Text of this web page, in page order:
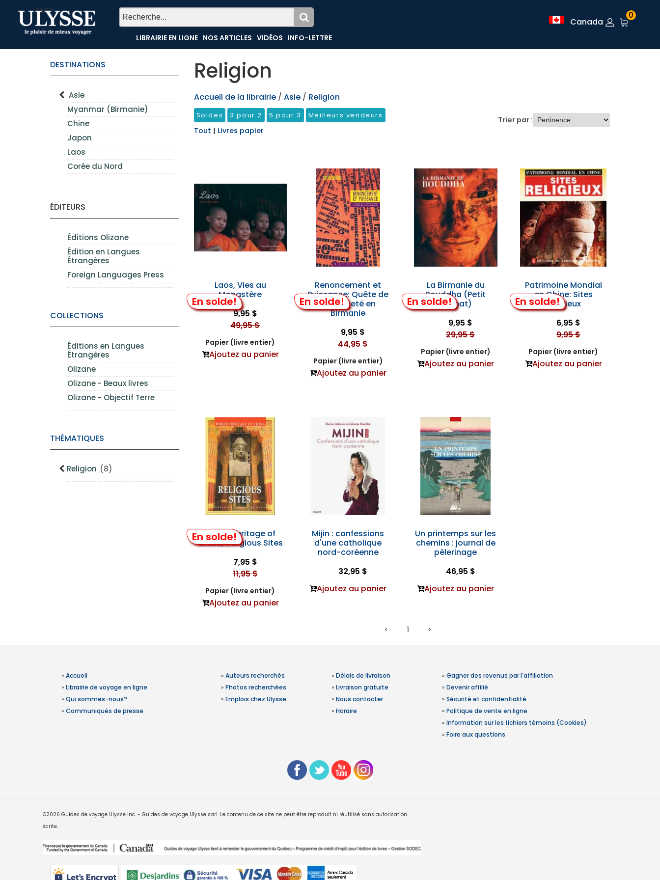
TEST
LIBRAIRIE EN LIGNE NOS ARTICLES VIDÉOS INFO-LETTRE
Canada
0
DESTINATIONS
Asie
Myanmar (Birmanie)
Chine
Japon
Laos
Corée du Nord
ÉDITEURS
Éditions Olizane
Édition en Langues
Étrangères
Foreign Languages Press
COLLECTIONS
Éditions en Langues
Étrangères
Olizane
Olizane - Beaux livres
Olizane - Objectif Terre
THÉMATIQUES
Religion (8)
Religion
Accueil de la librairie / Asie / Religion
Soldes 3 pour 2 5 pour 3 Meilleurs vendeurs
Tout | Livres papier
Trier par :
En solde!
Laos, Vies au
Monastère
9,95 $
49,95 $
Papier (livre entier)
Ajoutez au panier
En solde!
Renoncement et
Puissance: Quête de
la Sainteté en
Birmanie
9,95 $
44,95 $
Papier (livre entier)
Ajoutez au panier
En solde!
La Birmanie du
Bouddha (Petit
Format)
9,95 $
29,95 $
Papier (livre entier)
Ajoutez au panier
En solde!
Patrimoine Mondial
en Chine: Sites
Religieux
6,95 $
9,95 $
Papier (livre entier)
Ajoutez au panier
En solde!
World Heritage of
China, Religious Sites
7,95 $
11,95 $
Papier (livre entier)
Ajoutez au panier
Mijin : confessions
d'une catholique
nord-coréenne
32,95 $
Ajoutez au panier
Un printemps sur les
chemins : journal de
pèlerinage
46,95 $
Ajoutez au panier
1
» Accueil
» Librairie de voyage en ligne
» Qui sommes-nous?
» Communiqués de presse
» Auteurs recherchés
» Photos recherchées
» Emplois chez Ulysse
» Délais de livraison
» Livraison gratuite
» Nous contacter
» Horaire
» Gagner des revenus par l'affiliation
» Devenir affilié
» Sécurité et confidentialité
» Politique de vente en ligne
» Information sur les fichiers témoins (Cookies)
» Foire aux questions
©2026 Guides de voyage Ulysse inc. - Guides de voyage Ulysse sarl. Le contenu de ce site ne peut être reproduit ni réutilisé sans autorisation
écrite.